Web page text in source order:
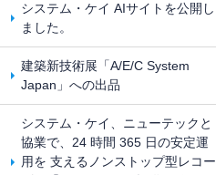
システム・ケイ AIサイトを公開し
ました。
建築新技術展「A/E/C System
Japan」への出品
システム・ケイ、ニューテックと
協業で、24 時間 365 日の安定運
用を 支えるノンストップ型レコー